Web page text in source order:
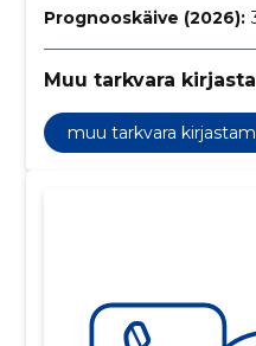
Prognooskäive (2026):
Muu tarkvara
muu tarkvara